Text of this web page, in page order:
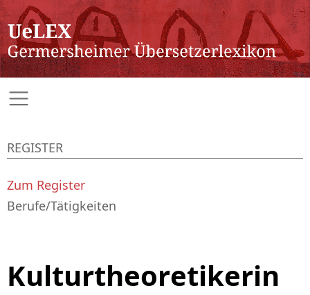
Kulturtheoretikerin
REGISTER
Zum Register
Berufe/Tätigkeiten